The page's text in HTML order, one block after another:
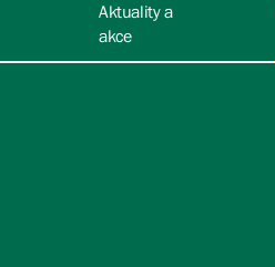
Aktuality a
akce